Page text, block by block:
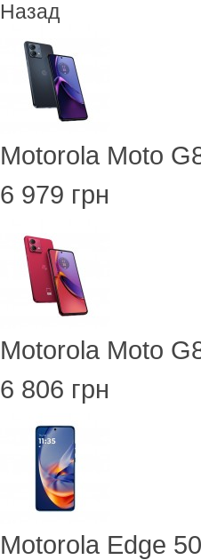
Назад
Motorola Moto
6 979 грн
Motorola Moto
6 806 грн
Motorola Edge